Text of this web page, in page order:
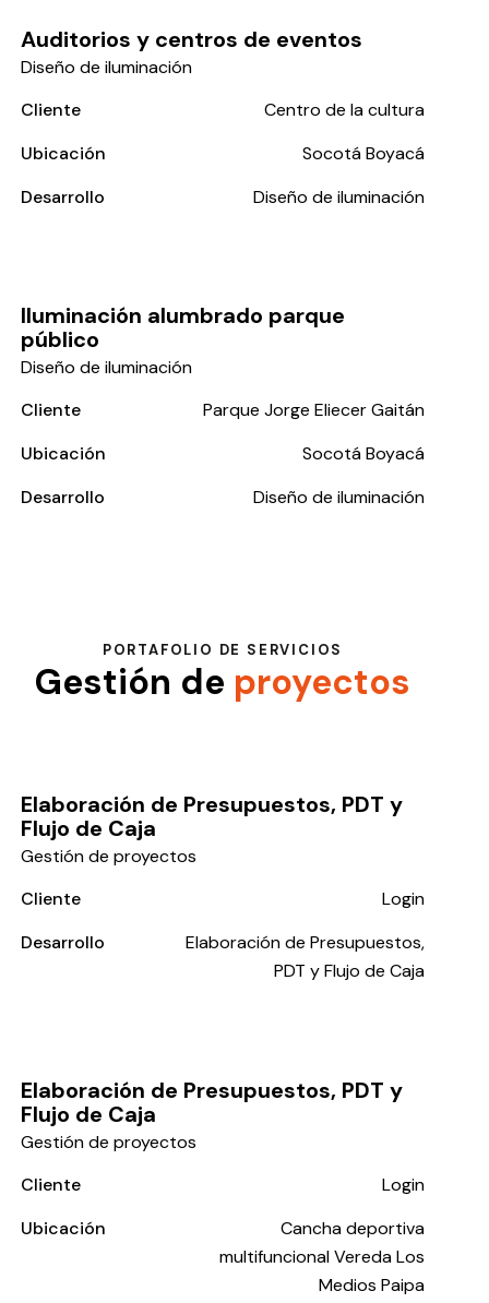
Auditorios y centros de eventos
Diseño de iluminación
Cliente
Centro de la cultura
Ubicación
Socotá Boyacá
Desarrollo
Diseño de iluminación
Iluminación alumbrado parque
público
Diseño de iluminación
Cliente
Parque Jorge Eliecer Gaitán
Ubicación
Socotá Boyacá
Desarrollo
Diseño de iluminación
PORTAFOLIO DE SERVICIOS
Gestión de proyectos
Elaboración de Presupuestos, PDT y
Flujo de Caja
Gestión de proyectos
Cliente
Login
Desarrollo
Elaboración de Presupuestos,
PDT y Flujo de Caja
Elaboración de Presupuestos, PDT y
Flujo de Caja
Gestión de proyectos
Cliente
Login
Ubicación
Cancha deportiva
multifuncional Vereda Los
Medios Paipa